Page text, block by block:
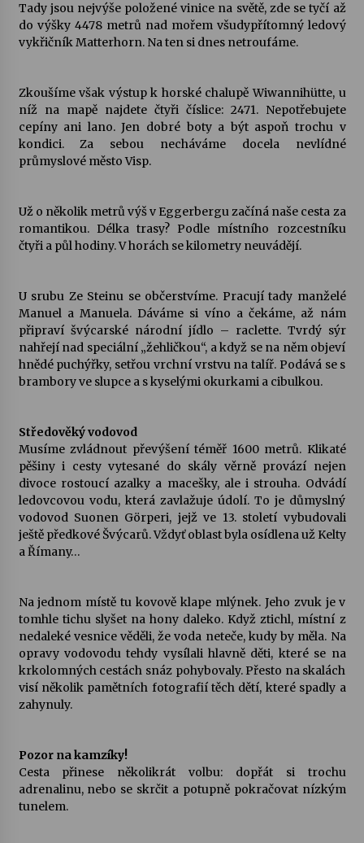
Letní koncerty ve Stromovce: Rufus Miller
22. 7. 2026
Vysočinka
17. 7. 2026
Za kulturou kousek za Humpolec. V Želivě ožije
Varhanní recitál Michala Novenka v Klášteře
Želiv
3. 7. 2026
Tady jsou nejvýše položené vinice na světě, zde se tyčí až
do výšky 4478 metrů nad mořem všudypřítomný ledový
vykřičník Matterhorn. Na ten si dnes netroufáme.
Zkoušíme však výstup k horské chalupě Wiwannihütte, u
níž na mapě najdete čtyři číslice: 2471. Nepotřebujete
cepíny ani lano. Jen dobré boty a být aspoň trochu v
kondici. Za sebou necháváme docela nevlídné
průmyslové město Visp.
Už o několik metrů výš v Eggerbergu začíná naše cesta za
romantikou. Délka trasy? Podle místního rozcestníku
čtyři a půl hodiny. V horách se kilometry neuvádějí.
U srubu Ze Steinu se občerstvíme. Pracují tady manželé
Manuel a Manuela. Dáváme si víno a čekáme, až nám
připraví švýcarské národní jídlo – raclette. Tvrdý sýr
nahřejí nad speciální „žehličkou“, a když se na něm objeví
hnědé puchýřky, setřou vrchní vrstvu na talíř. Podává se s
brambory ve slupce a s kyselými okurkami a cibulkou.
Středověký vodovod
Musíme zvládnout převýšení téměř 1600 metrů. Klikaté
pěšiny i cesty vytesané do skály věrně provází nejen
divoce rostoucí azalky a macešky, ale i strouha. Odvádí
ledovcovou vodu, která zavlažuje údolí. To je důmyslný
vodovod Suonen Görperi, jejž ve 13. století vybudovali
ještě předkové Švýcarů. Vždyť oblast byla osídlena už Kelty
a Římany…
Na jednom místě tu kovově klape mlýnek. Jeho zvuk je v
tomhle tichu slyšet na hony daleko. Když ztichl, místní z
nedaleké vesnice věděli, že voda neteče, kudy by měla. Na
opravy vodovodu tehdy vysílali hlavně děti, které se na
krkolomných cestách snáz pohybovaly. Přesto na skalách
visí několik pamětních fotografií těch dětí, které spadly a
zahynuly.
Pozor na kamzíky!
Cesta přinese několikrát volbu: dopřát si trochu
adrenalinu, nebo se skrčit a potupně pokračovat nízkým
tunelem.